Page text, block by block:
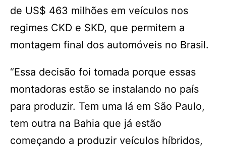
de US$ 463 milhões em veículos nos
regimes CKD e SKD, que permitem a
montagem final dos automóveis no Brasil.
“Essa decisão foi tomada porque essas
montadoras estão se instalando no país
para produzir. Tem uma lá em São Paulo,
tem outra na Bahia que já estão
começando a produzir veículos híbridos,